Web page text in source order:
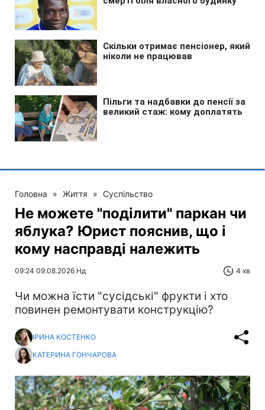
Головна » Життя » Суспільство
Не можете "поділити" паркан чи
яблука? Юрист пояснив, що і
кому насправді належить
09:24 09.08.2026 Нд 4 хв
Чи можна їсти "сусідські" фрукти і хто
повинен ремонтувати конструкцію?
ІРИНА КОСТЕНКО
КАТЕРИНА ГОНЧАРОВА